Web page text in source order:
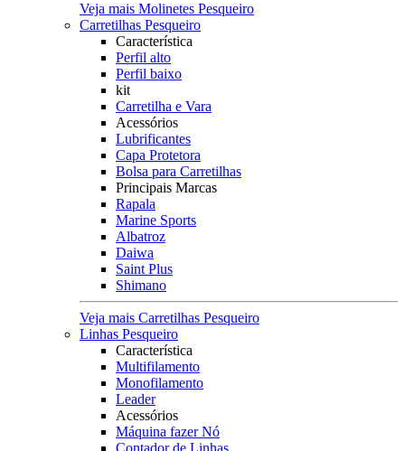
Veja mais Molinetes Pesqueiro
Carretilhas Pesqueiro
Característica
Perfil alto
Perfil baixo
kit
Carretilha e Vara
Acessórios
Lubrificantes
Capa Protetora
Bolsa para Carretilhas
Principais Marcas
Rapala
Marine Sports
Albatroz
Daiwa
Saint Plus
Shimano
Veja mais Carretilhas Pesqueiro
Linhas Pesqueiro
Característica
Multifilamento
Monofilamento
Leader
Acessórios
Máquina fazer Nó
Contador de Linhas